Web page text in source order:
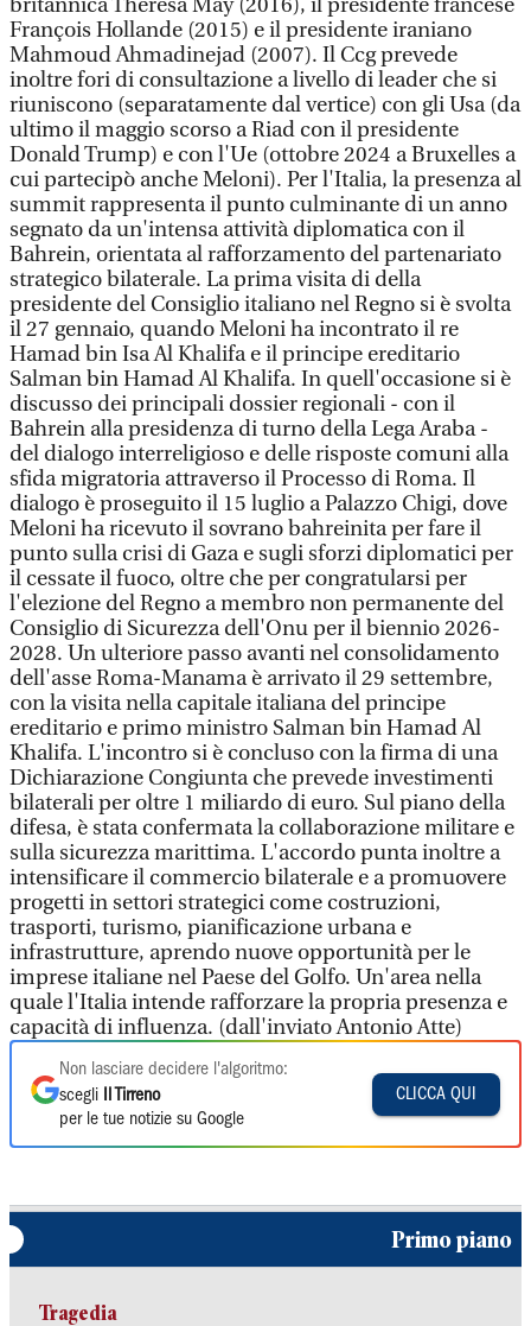
britannica Theresa May (2016), il presidente francese
François Hollande (2015) e il presidente iraniano
Mahmoud Ahmadinejad (2007). Il Ccg prevede
inoltre fori di consultazione a livello di leader che si
riuniscono (separatamente dal vertice) con gli Usa (da
ultimo il maggio scorso a Riad con il presidente
Donald Trump) e con l'Ue (ottobre 2024 a Bruxelles a
cui partecipò anche Meloni). Per l'Italia, la presenza al
summit rappresenta il punto culminante di un anno
segnato da un'intensa attività diplomatica con il
Bahrein, orientata al rafforzamento del partenariato
strategico bilaterale. La prima visita di della
presidente del Consiglio italiano nel Regno si è svolta
il 27 gennaio, quando Meloni ha incontrato il re
Hamad bin Isa Al Khalifa e il principe ereditario
Salman bin Hamad Al Khalifa. In quell'occasione si è
discusso dei principali dossier regionali - con il
Bahrein alla presidenza di turno della Lega Araba -
del dialogo interreligioso e delle risposte comuni alla
sfida migratoria attraverso il Processo di Roma. Il
dialogo è proseguito il 15 luglio a Palazzo Chigi, dove
Meloni ha ricevuto il sovrano bahreinita per fare il
punto sulla crisi di Gaza e sugli sforzi diplomatici per
il cessate il fuoco, oltre che per congratularsi per
l'elezione del Regno a membro non permanente del
Consiglio di Sicurezza dell'Onu per il biennio 2026-
2028. Un ulteriore passo avanti nel consolidamento
dell'asse Roma-Manama è arrivato il 29 settembre,
con la visita nella capitale italiana del principe
ereditario e primo ministro Salman bin Hamad Al
Khalifa. L'incontro si è concluso con la firma di una
Dichiarazione Congiunta che prevede investimenti
bilaterali per oltre 1 miliardo di euro. Sul piano della
difesa, è stata confermata la collaborazione militare e
sulla sicurezza marittima. L'accordo punta inoltre a
intensificare il commercio bilaterale e a promuovere
progetti in settori strategici come costruzioni,
trasporti, turismo, pianificazione urbana e
infrastrutture, aprendo nuove opportunità per le
imprese italiane nel Paese del Golfo. Un'area nella
quale l'Italia intende rafforzare la propria presenza e
capacità di influenza. (dall'inviato Antonio Atte)
Non lasciare decidere l'algoritmo:
scegli
Il Tirreno
per le tue notizie su Google
CLICCA QUI
Primo piano
Tragedia